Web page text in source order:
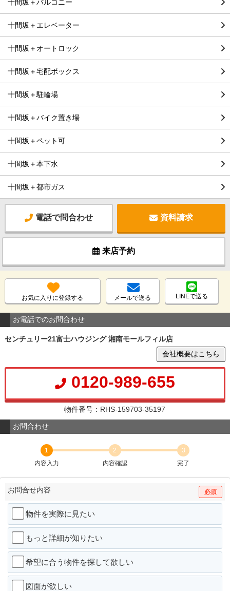
十間坂＋バルコニー
十間坂＋エレベーター
十間坂＋オートロック
十間坂＋宅配ボックス
十間坂＋駐輪場
十間坂＋バイク置き場
十間坂＋ペット可
十間坂＋本下水
十間坂＋都市ガス
電話で問合わせ 資料請求
来店予約
お気に入りに登録する メールで送る LINEで送る
お電話でのお問合わせ
センチュリー21富士ハウジング 湘南モールフィル店
会社概要はこちら
0120-989-655
物件番号：RHS-159703-35197
お問合わせ
1
内容入力
2
内容確認
3
完了
お問合せ内容 必須
物件を実際に見たい
もっと詳細が知りたい
希望に合う物件を探して欲しい
図面が欲しい